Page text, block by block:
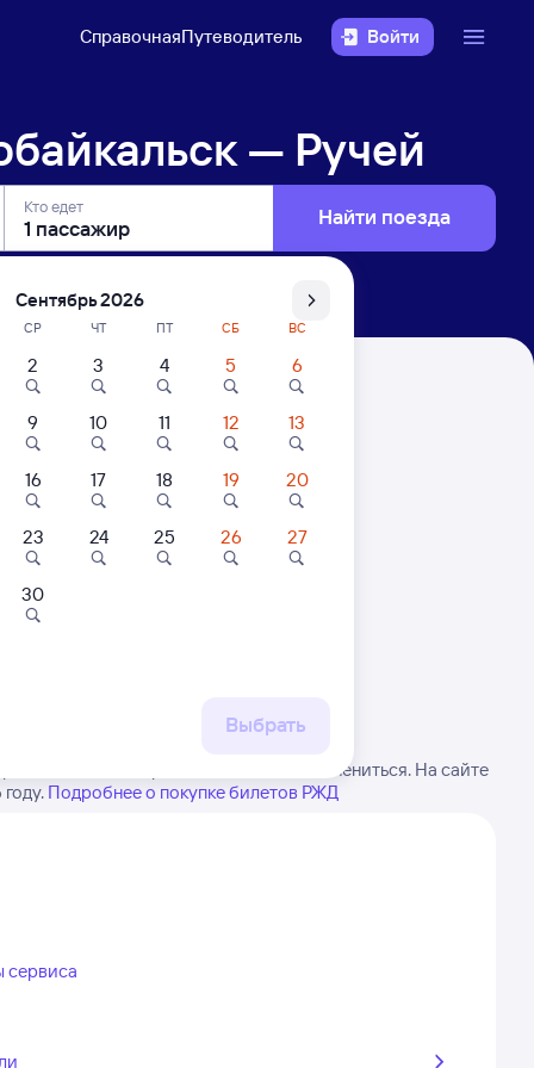
СправочнаяПутеводитель Войти
— Ручей
Кто едет Найти поезда
внимание, расписание может измениться. На сайте
Подробнее о покупке билетов РЖД
сервиса
Сентябрь 2026
СР ЧТ ПТ СБ ВС
2 3 4 5 6
9 10 11 12 13
16 17 18 19 20
23 24 25 26 27
30
Выбрать